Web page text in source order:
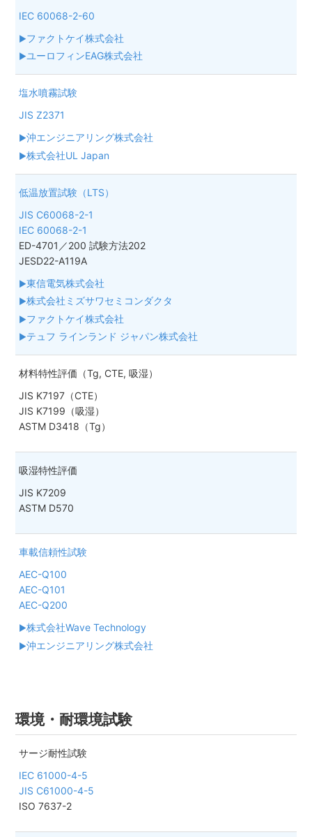
IEC 60068-2-60
ファクトケイ株式会社
ユーロフィンEAG株式会社
塩水噴霧試験
JIS Z2371
沖エンジニアリング株式会社
株式会社UL Japan
低温放置試験（LTS）
JIS C60068-2-1
IEC 60068-2-1
ED-4701／200 試験方法202
JESD22-A119A
東信電気株式会社
株式会社ミズサワセミコンダクタ
ファクトケイ株式会社
テュフ ラインランド ジャパン株式会社
材料特性評価（Tg, CTE, 吸湿）
JIS K7197（CTE）
JIS K7199（吸湿）
ASTM D3418（Tg）
吸湿特性評価
JIS K7209
ASTM D570
車載信頼性試験
AEC-Q100
AEC-Q101
AEC-Q200
株式会社Wave Technology
沖エンジニアリング株式会社
環境・耐環境試験
サージ耐性試験
IEC 61000-4-5
JIS C61000-4-5
ISO 7637-2